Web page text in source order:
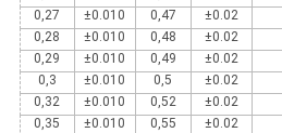
0,27
±0.010 0,47 ±0.02
0,28
±0.010 0,48 ±0.02
0,29
±0.010 0,49 ±0.02
0,3
±0.010 0,5 ±0.02
0,32
±0.010 0,52 ±0.02
0,35
±0.010 0,55 ±0.02